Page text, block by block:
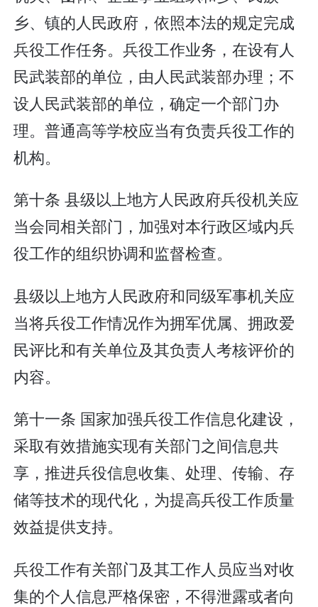
乡、镇的人民政府，依照本法的规定完成
兵役工作任务。兵役工作业务，在设有人
民武装部的单位，由人民武装部办理；不
设人民武装部的单位，确定一个部门办
理。普通高等学校应当有负责兵役工作的
机构。
第十条 县级以上地方人民政府兵役机关应
当会同相关部门，加强对本行政区域内兵
役工作的组织协调和监督检查。
县级以上地方人民政府和同级军事机关应
当将兵役工作情况作为拥军优属、拥政爱
民评比和有关单位及其负责人考核评价的
内容。
第十一条 国家加强兵役工作信息化建设，
采取有效措施实现有关部门之间信息共
享，推进兵役信息收集、处理、传输、存
储等技术的现代化，为提高兵役工作质量
效益提供支持。
兵役工作有关部门及其工作人员应当对收
集的个人信息严格保密，不得泄露或者向